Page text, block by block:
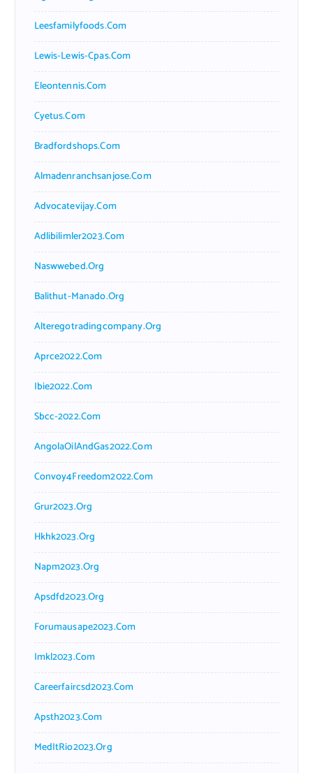
Leesfamilyfoods.com
Lewis-Lewis-Cpas.com
Eleontennis.com
Cyetus.com
Bradfordshops.com
Almadenranchsanjose.com
Advocatevijay.com
Adlibilimler2023.com
Naswwebed.org
Balithut-Manado.org
Alteregotradingcompany.org
Aprce2022.com
Ibie2022.com
Sbcc-2022.com
AngolaOilAndGas2022.com
Convoy4Freedom2022.com
Grur2023.org
Hkhk2023.org
Napm2023.org
Apsdfd2023.org
Forumausape2023.com
Imkl2023.com
Careerfaircsd2023.com
Apsth2023.com
MedItRio2023.org